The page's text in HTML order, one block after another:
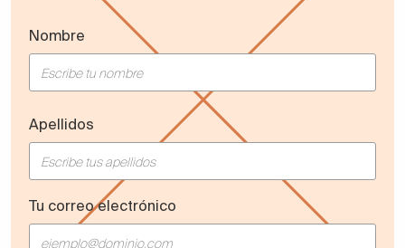
Nombre
Apellidos
Tu correo electrónico